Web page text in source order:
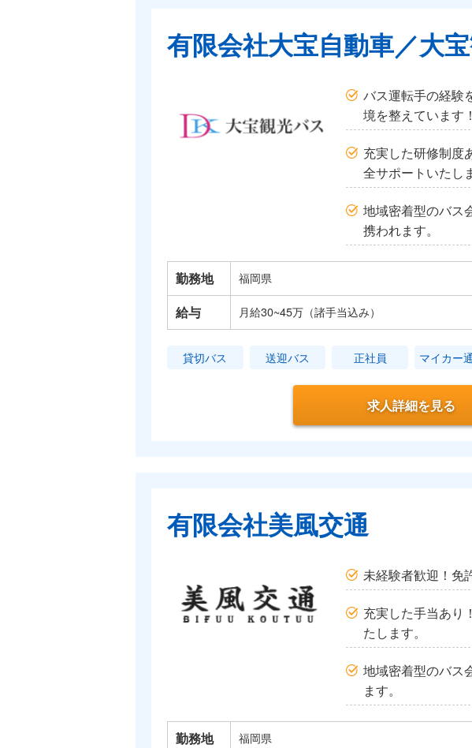
有限会社大宝自動車／大
バス運転手の経験
境を整えています！
充実した研修制度
全サポートいたし
地域密着型のバス
携われます。
勤務地 福岡県
給与 月給30~45万（諸手当込み）
貸切バス 送迎バス 正社員 マイカー
求人詳細を見る
有限会社美風交通
未経験者歓迎！免
充実した手当あり
たします。
地域密着型のバス
ます。
勤務地 福岡県